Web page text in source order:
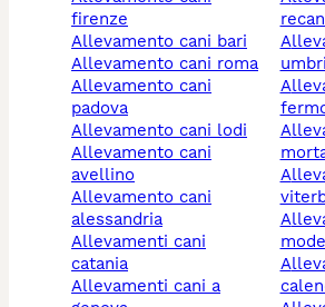
firenze
allevamento cani bari
allevamento cani roma
allevamento cani
padova
allevamento cani lodi
allevamento cani
avellino
allevamento cani
alessandria
allevamenti cani
catania
allevamenti cani a
allevamento cani
allevamento cani
allevamento cani
allevamento cani
allevamento cani
allevamento cani sesto